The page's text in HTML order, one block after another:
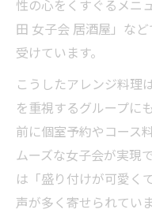
性の心をくすぐるメニ
田 女子会 居酒屋」な
受けています。
こうしたアレンジ料理
を重視するグループに
前に個室予約やコース
ムーズな女子会が実現
は「盛り付けが可愛く
声が多く寄せられていま